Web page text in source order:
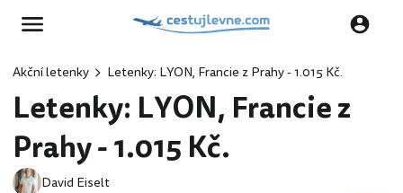
Akční letenky Letenky: LYON, Francie z Prahy - 1.015 Kč.
Letenky: LYON, Francie z
Prahy - 1.015 Kč.
David Eiselt